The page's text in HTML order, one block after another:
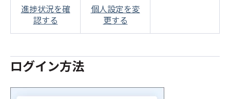
進捗状況を確
認する
個人設定を変
更する
ログイン方法